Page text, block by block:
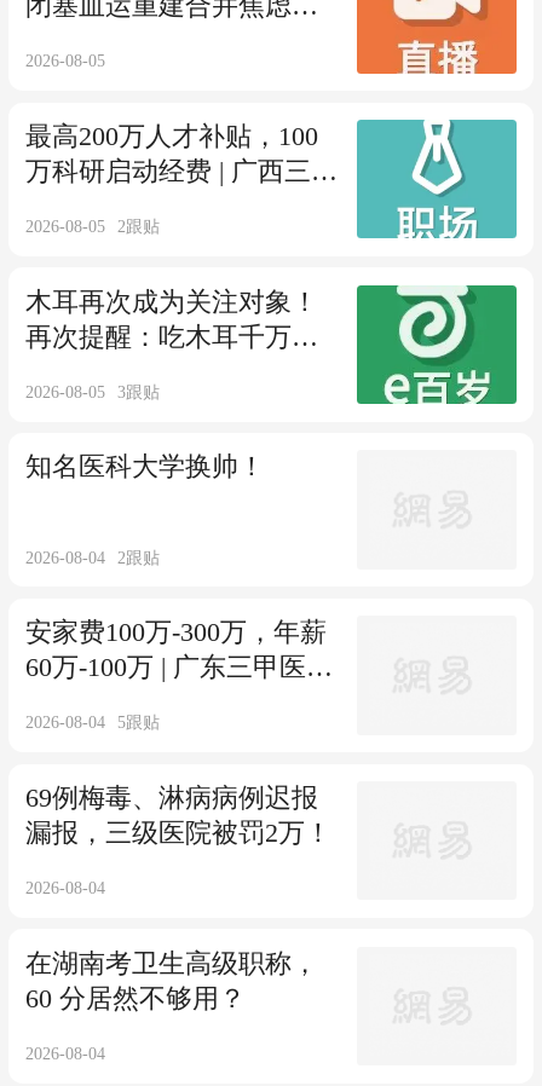
闭塞血运重建合并焦虑状
2026-08-05
最高200万人才补贴，100
万科研启动经费 | 广西三甲
2026-08-05 2跟贴
木耳再次成为关注对象！
再次提醒：吃木耳千万注
2026-08-05 3跟贴
知名医科大学换帅！
2026-08-04 2跟贴
安家费100万-300万，年薪
60万-100万 | 广东三甲医院
2026-08-04 5跟贴
69例梅毒、淋病病例迟报
漏报，三级医院被罚2万！
2026-08-04
在湖南考卫生高级职称，
60 分居然不够用？
2026-08-04